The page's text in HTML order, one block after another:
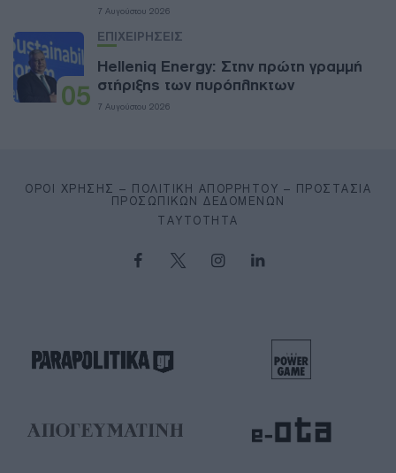
7 Αυγούστου 2026
05
ΕΠΙΧΕΙΡΗΣΕΙΣ
Helleniq Energy: Στην πρώτη γραμμή
στήριξης των πυρόπληκτων
7 Αυγούστου 2026
ΌΡΟΙ ΧΡΉΣΗΣ – ΠΟΛΙΤΙΚΉ ΑΠΟΡΡΉΤΟΥ – ΠΡΟΣΤΑΣΊΑ
ΠΡΟΣΩΠΙΚΏΝ ΔΕΔΟΜΈΝΩΝ
ΤΑΥΤΌΤΗΤΑ